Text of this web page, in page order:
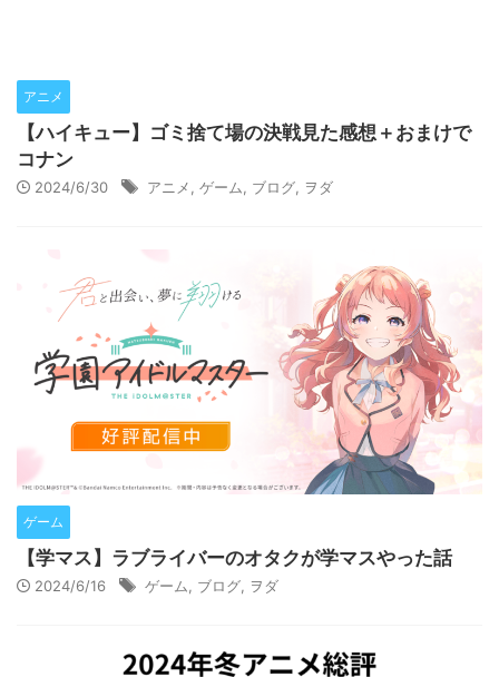
アニメ
【ハイキュー】ゴミ捨て場の決戦見た感想＋おまけで
コナン
2024/6/30 アニメ, ゲーム, ブログ, ヲダ
ゲーム
【学マス】ラブライバーのオタクが学マスやった話
2024/6/16 ゲーム ブログ ヲダ